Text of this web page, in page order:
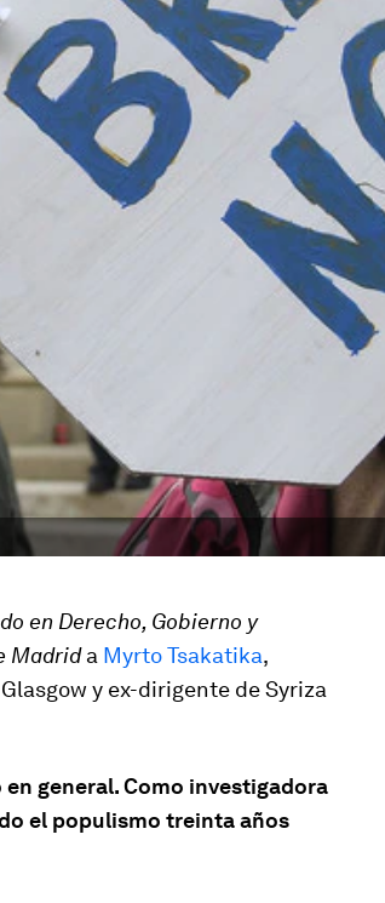
en Derecho, Gobierno y
Madrida Myrto Tsakatika,
y ex-dirigente de Syriza
general. Como investigadora
el populismo treinta años